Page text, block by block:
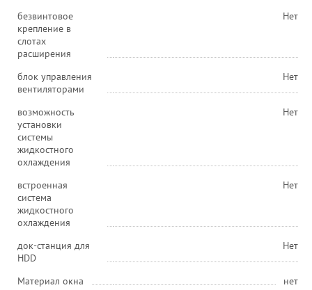
безвинтовое
крепление в
слотах
расширения
Нет
блок управления
вентиляторами
Нет
возможность
установки
системы
жидкостного
охлаждения
Нет
встроенная
система
жидкостного
охлаждения
Нет
док-станция для
HDD
Нет
Материал окна
нет